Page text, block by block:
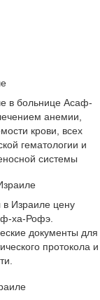
вбольнице Асаф-
анемии,
крови, всех
гематологии и
системы
Израиле цену
ха-Рофэ.
документы для
протокола и